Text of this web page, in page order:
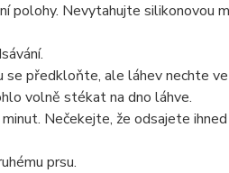
polohy. Nevytahujte silikonovou
se předkloňte, ale láhev nechte
volně stékat na dno láhve.
Nečekejte, že odsajete
prsu.